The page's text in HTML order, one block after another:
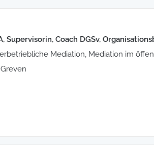
Supervisorin, Coach DGSv,
Mediation, Mediation im